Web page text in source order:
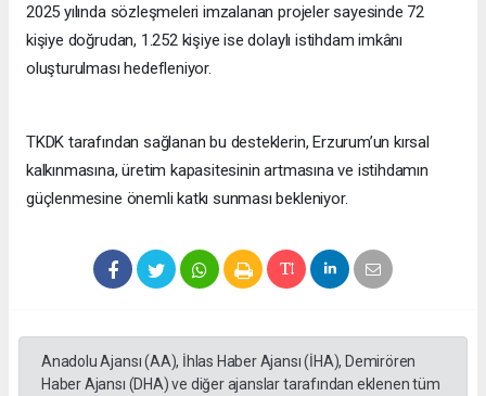
2025 yılında sözleşmeleri imzalanan projeler sayesinde 72
kişiye doğrudan, 1.252 kişiye ise dolaylı istihdam imkânı
oluşturulması hedefleniyor.
TKDK tarafından sağlanan bu desteklerin, Erzurum’un kırsal
kalkınmasına, üretim kapasitesinin artmasına ve istihdamın
güçlenmesine önemli katkı sunması bekleniyor.
Anadolu Ajansı (AA), İhlas Haber Ajansı (İHA), Demirören
Haber Ajansı (DHA) ve diğer ajanslar tarafından eklenen tüm